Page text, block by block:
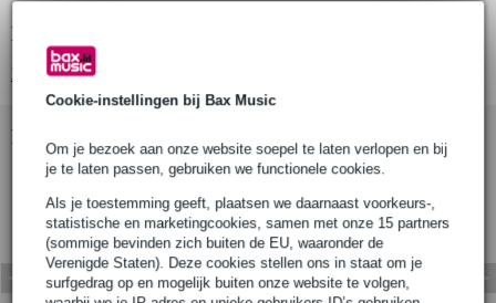
Cookie-instellingen bij Bax Music
Om je bezoek aan onze website soepel te laten verlopen en bij
je te laten passen, gebruiken we functionele cookies.
Als je toestemming geeft, plaatsen we daarnaast voorkeurs-,
statistische en marketingcookies, samen met onze 15 partners
(sommige bevinden zich buiten de EU, waaronder de
Verenigde Staten). Deze cookies stellen ons in staat om je
surfgedrag op en mogelijk buiten onze website te volgen,
Productinformatie
Bekijk alle productspecificaties
Bekijk ook eens (41)